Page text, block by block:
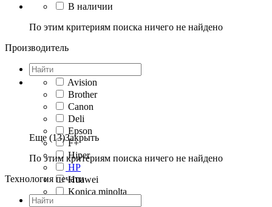
В наличии
По этим критериям поиска ничего не найдено
Производитель
Avision
Brother
Canon
Deli
Epson
F+
Hiper
HP
Huawei
Konica minolta
Еще (13)Закрыть
По этим критериям поиска ничего не найдено
Технология печати